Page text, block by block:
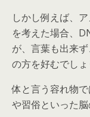
しかし例えば、
を考えた場合、
が、言葉も出来
の方を好むでしょ
体と言う容れ物
や習俗といった脳